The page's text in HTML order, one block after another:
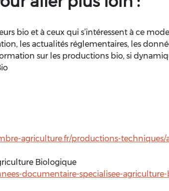
bio et à ceux qui s’intéressent à ce
les actualités réglementaires, les
sur les productions bio, si
agriculture.fr/productions-techniques/
Biologique
documentaire-specialisee-